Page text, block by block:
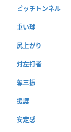
ピッチトンネル
重い球
尻上がり
対左打者
奪三振
援護
安定感